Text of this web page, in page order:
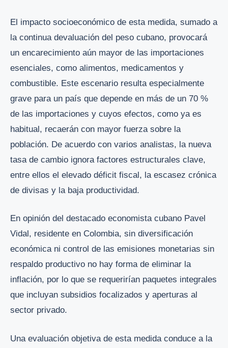
El impacto socioeconómico de esta medida, sumado a
la continua devaluación del peso cubano, provocará
un encarecimiento aún mayor de las importaciones
esenciales, como alimentos, medicamentos y
combustible. Este escenario resulta especialmente
grave para un país que depende en más de un 70 %
de las importaciones y cuyos efectos, como ya es
habitual, recaerán con mayor fuerza sobre la
población. De acuerdo con varios analistas, la nueva
tasa de cambio ignora factores estructurales clave,
entre ellos el elevado déficit fiscal, la escasez crónica
de divisas y la baja productividad.
En opinión del destacado economista cubano Pavel
Vidal, residente en Colombia, sin diversificación
económica ni control de las emisiones monetarias sin
respaldo productivo no hay forma de eliminar la
inflación, por lo que se requerirían paquetes integrales
que incluyan subsidios focalizados y aperturas al
sector privado.
Una evaluación objetiva de esta medida conduce a la